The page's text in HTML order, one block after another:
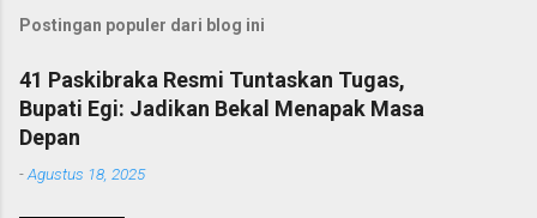
Postingan populer dari blog ini
41 Paskibraka Resmi Tuntaskan Tugas,
Bupati Egi: Jadikan Bekal Menapak Masa
Depan
-Agustus 18, 2025